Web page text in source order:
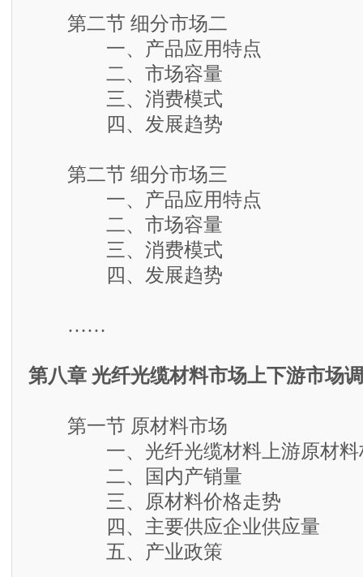
第二节 细分市场二
一、产品应用特点
二、市场容量
三、消费模式
四、发展趋势
第二节 细分市场三
一、产品应用特点
二、市场容量
三、消费模式
四、发展趋势
……
第八章 光纤光缆材料市场上下游市场
第一节 原材料市场
一、光纤光缆材料上游原材料
二、国内产销量
三、原材料价格走势
四、主要供应企业供应量
五、产业政策